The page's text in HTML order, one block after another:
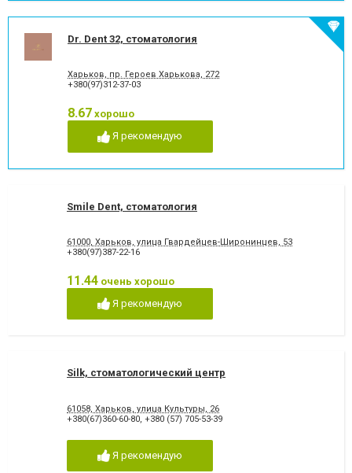
Dr. Dent 32, стоматология
Харьков, пр. Героев Харькова, 272
+380(97)312-37-03
8.67 хорошо
Я рекомендую
Smile Dent, стоматология
61000, Харьков, улица Гвардейцев-Широнинцев, 53
+380(97)387-22-16
11.44 очень хорошо
Я рекомендую
Silk, стоматологический центр
61058, Харьков, улица Культуры, 26
+380(67)360-60-80, +380 (57) 705-53-39
Я рекомендую